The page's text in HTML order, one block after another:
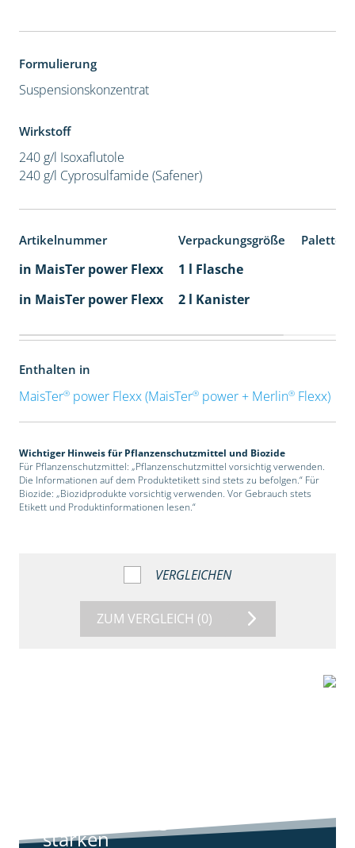
Formulierung
Suspensionskonzentrat
Wirkstoff
240 g/l Isoxaflutole
240 g/l Cyprosulfamide (Safener)
Artikelnummer Verpackungsgröße
in MaisTer power Flexx
1 l Flasche
in MaisTer power Flexx
2 l Kanister
Enthalten in
MaisTer®power Flexx (MaisTer®power + Merlin®Flexx)
Wichtiger Hinweis für Pflanzenschutzmittel und Biozide
Für Pflanzenschutzmittel: „Pflanzenschutzmittel vorsichtig verwenden.
Die Informationen auf dem Produktetikett sind stets zu befolgen.“ Für
Biozide: „Biozidprodukte vorsichtig verwenden. Vor Gebrauch stets
Etikett und Produktinformationen lesen.“
VERGLEICHEN
ZUM VERGLEICH (0)
starken